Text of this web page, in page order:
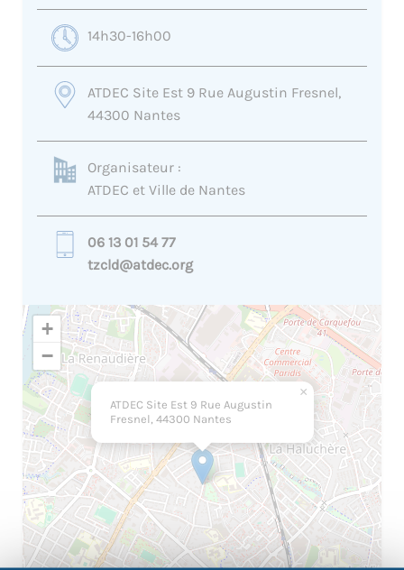
14h30-16h00
ATDEC Site Est 9 Rue Augustin Fresnel,
44300 Nantes
Organisateur :
ATDEC et Ville de Nantes
06 13 01 54 77
tzcld@atdec.org
ATDEC Site Est 9 Rue Augustin
Fresnel, 44300 Nantes
×
+
−